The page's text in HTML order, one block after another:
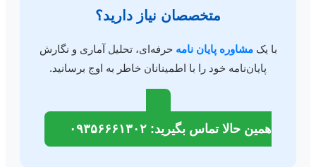
متخصصان نیاز دارید؟
با یکمشاوره پایان نامهحرفه‌ای، تحلیل آماری و نگارش
پایان‌نامه خود را با اطمینانان خاطر به اوج برسانید.
همین حالا تماس بگیرید: ۰۹۳۵۶۶۶۱۳۰۲